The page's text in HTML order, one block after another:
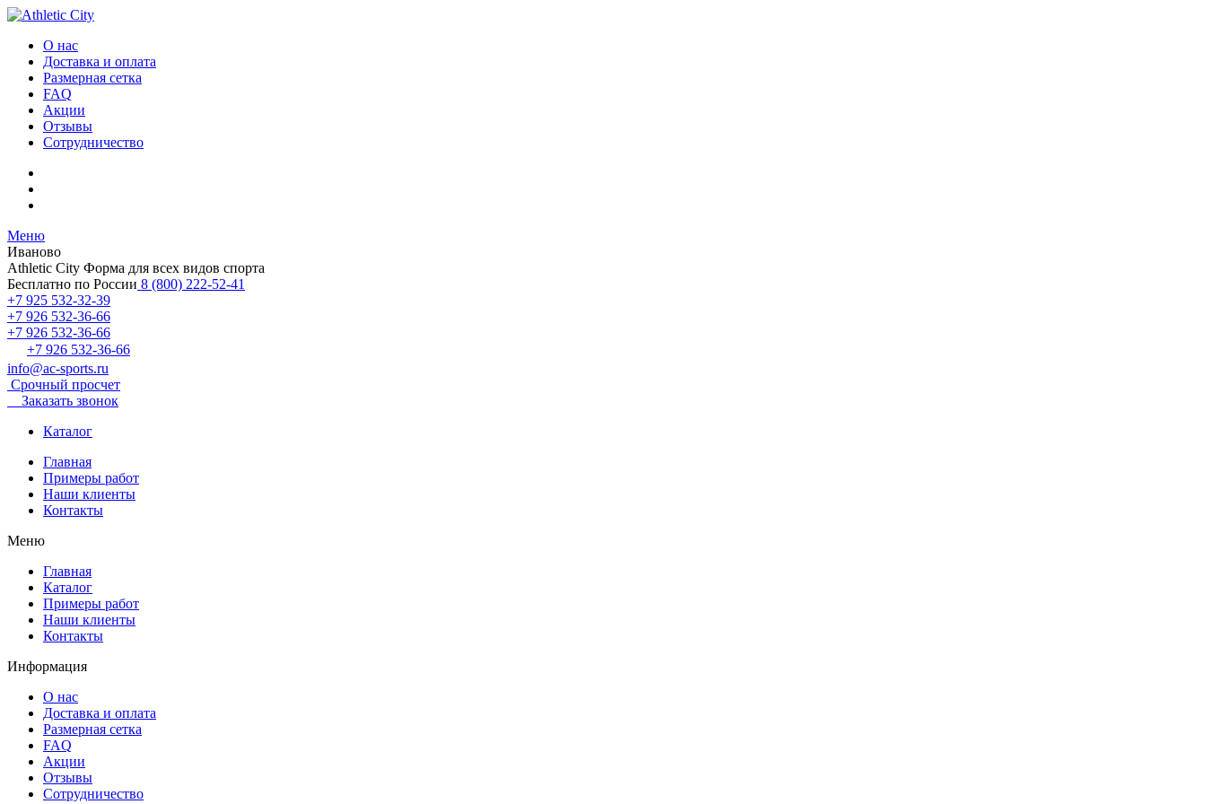
О нас
Доставка и оплата
Размерная сетка
FAQ
Акции
Отзывы
Сотрудничество
Меню
Иваново
Athletic City Форма для всех видов спорта
Бесплатно по России 8 (800) 222-52-41
+7 925 532-32-39
+7 926 532-36-66
+7 926 532-36-66
+7 926 532-36-66
info@ac-sports.ru
Срочный просчет
Заказать звонок
Каталог
Главная
Примеры работ
Наши клиенты
Контакты
Меню
Главная
Каталог
Примеры работ
Наши клиенты
Контакты
Информация
О нас
Доставка и оплата
Размерная сетка
FAQ
Акции
Отзывы
Сотрудничество